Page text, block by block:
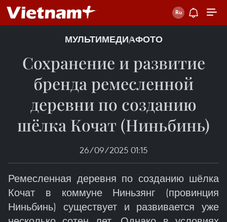
МУЛЬТИМЕДИАФОТО
Сохранение и развитие
бренда ремесленной
деревни по созданию
шёлка Кочат (Ниньбинь)
26/09/2025 01:15
Ремесленная деревня по созданию шёлка
Кочат в коммуне Ниньзянг (провинция
Ниньбинь) существует и развивается уже